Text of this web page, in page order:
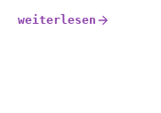
weiterlesen